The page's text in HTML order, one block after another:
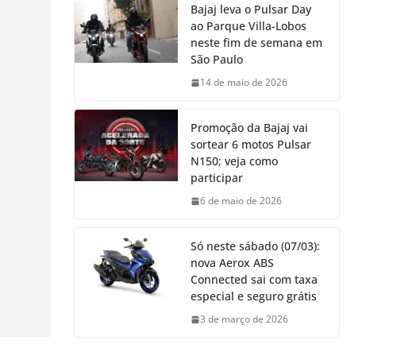
Bajaj leva o Pulsar Day
ao Parque Villa-Lobos
neste fim de semana em
São Paulo
14 de maio de 2026
Promoção da Bajaj vai
sortear 6 motos Pulsar
N150; veja como
participar
6 de maio de 2026
Só neste sábado (07/03):
nova Aerox ABS
Connected sai com taxa
especial e seguro grátis
3 de março de 2026